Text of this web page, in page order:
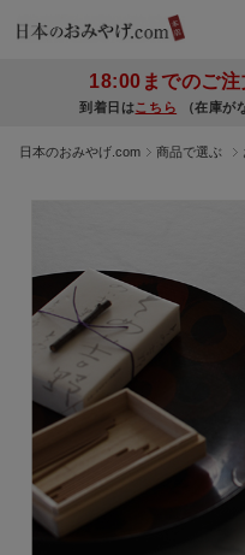
18:00までのご
到着日はこちら （在庫が
日本のおみやげ.com 商品で選ぶ